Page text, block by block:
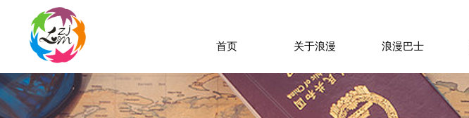
首页 关于浪漫 浪漫巴士